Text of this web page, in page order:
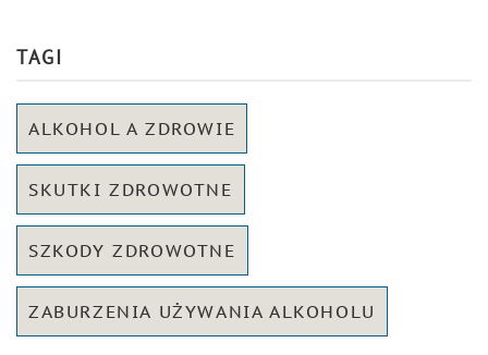
TAGI
ALKOHOL A ZDROWIE
SKUTKI ZDROWOTNE
SZKODY ZDROWOTNE
ZABURZENIA UŻYWANIA ALKOHOLU